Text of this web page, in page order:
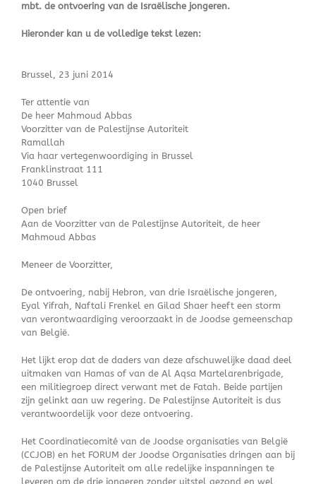
mbt. de ontvoering van de Israëlische jongeren.
Hieronder kan u de volledige tekst lezen:
Brussel, 23 juni 2014
Ter attentie van
De heer Mahmoud Abbas
Voorzitter van de Palestijnse Autoriteit
Ramallah
Via haar vertegenwoordiging in Brussel
Franklinstraat 111
1040 Brussel
Open brief
Aan de Voorzitter van de Palestijnse Autoriteit, de heer
Mahmoud Abbas
Meneer de Voorzitter,
De ontvoering, nabij Hebron, van drie Israëlische jongeren,
Eyal Yifrah, Naftali Frenkel en Gilad Shaer heeft een storm
van verontwaardiging veroorzaakt in de Joodse gemeenschap
van België.
Het lijkt erop dat de daders van deze afschuwelijke daad deel
uitmaken van Hamas of van de Al Aqsa Martelarenbrigade,
een militiegroep direct verwant met de Fatah. Beide partijen
zijn gelinkt aan uw regering. De Palestijnse Autoriteit is dus
verantwoordelijk voor deze ontvoering.
Het Coordinatiecomité van de Joodse organisaties van België
(CCJOB) en het FORUM der Joodse Organisaties dringen aan bij
de Palestijnse Autoriteit om alle redelijke inspanningen te
leveren om de drie jongeren zonder uitstel gezond en wel